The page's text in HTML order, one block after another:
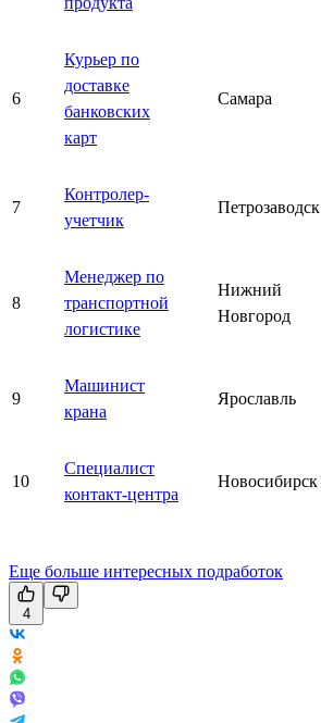
6
Курьер по
доставке
банковских
карт
Самара
7
Контролер-
учетчик
Петрозаводск
8
Менеджер по
транспортной
логистике
Нижний
Новгород
9
Машинист
крана
Ярославль
10
Специалист
контакт-центра
Новосибирск
Еще больше интересных подработок
4